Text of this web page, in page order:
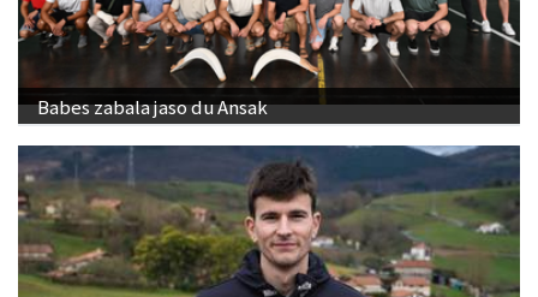
Babes zabala jaso du Ansak